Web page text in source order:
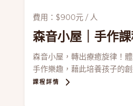
費用：$900元 / 人
森音小屋 ｜手作
森音小屋，轉出療癒旋律！
手作樂趣，藉此培養孩子的
課程詳情